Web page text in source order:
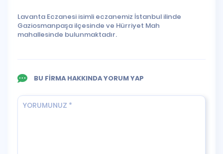
Lavanta Eczanesi isimli eczanemiz İstanbul ilinde
Gaziosmanpaşa ilçesinde ve Hürriyet Mah
mahallesinde bulunmaktadır.
BU FİRMA HAKKINDA YORUM YAP